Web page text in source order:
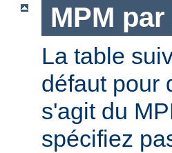
MPM
La table
défaut pour
s'agit du
spécifiez